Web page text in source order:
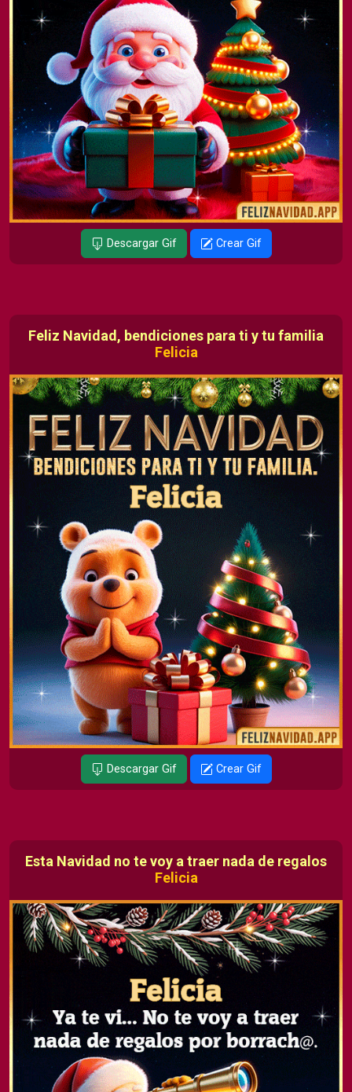
Descargar Gif Crear Gif
Feliz Navidad, bendiciones para ti y tu familia
Felicia
Descargar Gif Crear Gif
Esta Navidad no te voy a traer nada de regalos
Felicia